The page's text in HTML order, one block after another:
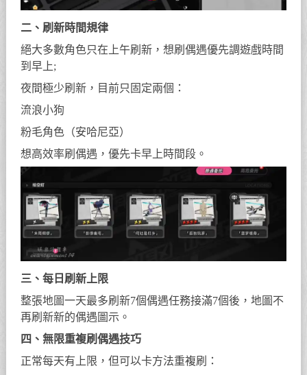
二、刷新時間規律
絕大多數角色只在上午刷新，想刷偶遇優先調遊戲時間
到早上;
夜間極少刷新，目前只固定兩個：
流浪小狗
粉毛角色（安哈尼亞）
想高效率刷偶遇，優先卡早上時間段。
三、每日刷新上限
整張地圖一天最多刷新7個偶遇任務接滿7個後，地圖不
再刷新新的偶遇圖示。
四、無限重複刷偶遇技巧
正常每天有上限，但可以卡方法重複刷：